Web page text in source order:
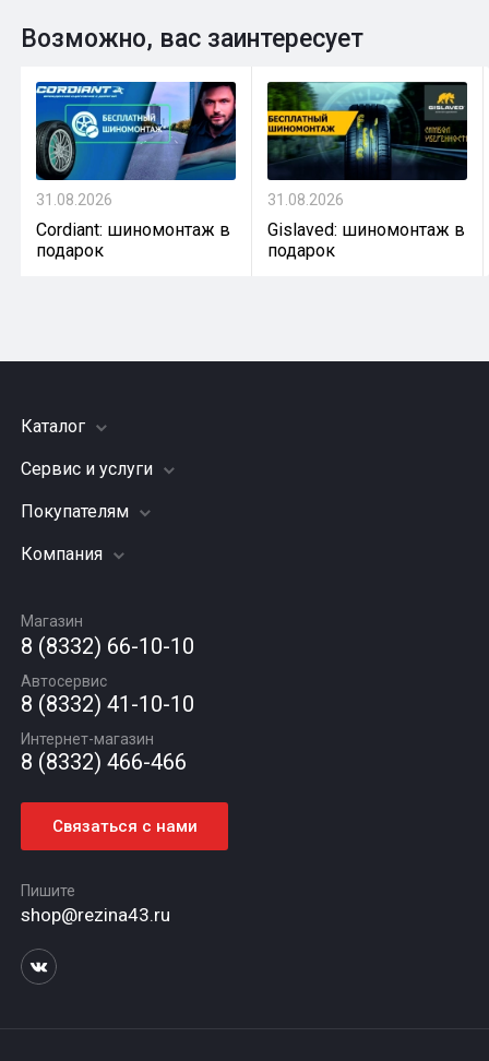
Возможно, вас заинтересует
31.08.2026
Cordiant: шиномонтаж в
подарок
31.08.2026
Gislaved: шиномонтаж в
подарок
Каталог
Шины
Грузовые шины
Диски
Автомасла
Сервис и услуги
Заправка кондиционера
Подвеска (ходовая часть)
Шиномонтаж
Покупателям
Акции
Гарантии и возврат
Компания
Вакансии
Новости
Статьи
Контакты
Магазин
8 (8332) 66-10-10
Автосервис
8 (8332) 41-10-10
Интернет-магазин
8 (8332) 466-466
Связаться с нами
Пишите
shop@rezina43.ru